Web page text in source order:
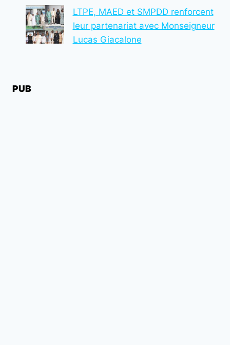
LTPE, MAED et SMPDD renforcent
leur partenariat avec Monseigneur
Lucas Giacalone
PUB